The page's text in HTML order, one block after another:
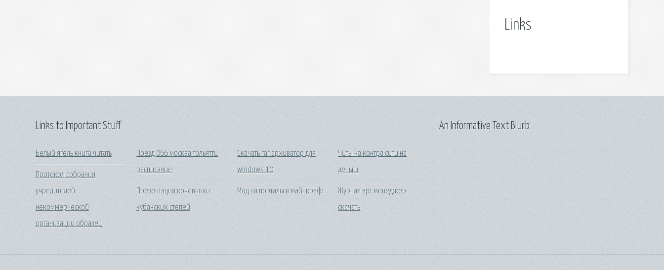
Links
Links to Important Stuff
Белый ягель книга читать
Протокол собрания
учредителей
некоммерческой
организации образец
Поезд 066 москва тольятти
расписание
Презентация кочевники
кубанских степей
Скачать rar архиватор для
windows 10
Мод на порталы в майнкрафт
Читы на контра сити на
деньги
Журнал арт менеджер
скачать
An Informative Text Blurb